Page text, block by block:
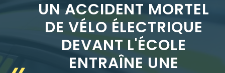
UN ACCIDENT MORTEL
DE VÉLO ÉLECTRIQUE
DEVANT L'ÉCOLE
ENTRAÎNE UNE